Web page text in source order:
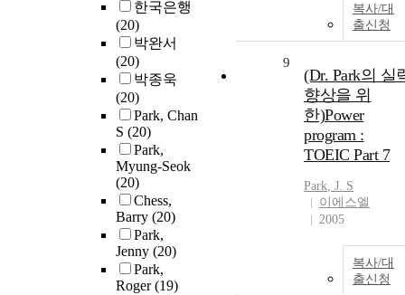
한국은행
(20)
박완서
(20)
박종욱
(20)
Park, Chan
S (20)
Park,
Myung-Seok
(20)
Chess,
Barry (20)
Park,
Jenny (20)
Park,
Roger(19)
복사/대
출신청
9
(Dr. Park의 실
향상을 위
한)Power
program :
TOEIC Part 7
Park, J. S
이에스엘
2005
복사/대
출신청